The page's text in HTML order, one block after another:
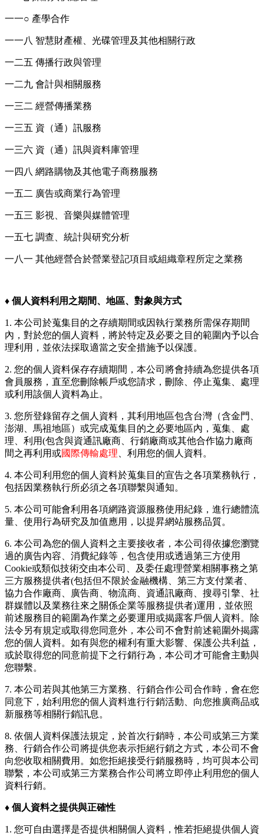
一一○ 產學合作
一一八 智慧財產權、光碟管理及其他相關行政
一二五 傳播行政與管理
一二九 會計與相關服務
一三二 經營傳播業務
一三五 資（通）訊服務
一三六 資（通）訊與資料庫管理
一四八 網路購物及其他電子商務服務
一五二 廣告或商業行為管理
一五三 影視、音樂與媒體管理
一五七 調查、統計與研究分析
一八一 其他經營合於營業登記項目或組織章程所定之業務
♦︎ 個人資料利用之期間、地區、對象與方式
1. 本公司於蒐集目的之存續期間或因執行業務所需保存期間
內，對於您的個人資料，將於特定及必要之目的範圍內予以合
理利用，並依法採取適當之安全措施予以保護。
2. 您的個人資料保存存續期間，本公司將會持續為您提供各項
會員服務，直至您刪除帳戶或您請求，刪除、停止蒐集、處理
或利用該個人資料為止。
3. 您所登錄留存之個人資料，其利用地區包含台灣（含金門、
澎湖、馬祖地區）或完成蒐集目的之必要地區內，蒐集、處
理、利用(包含與資通訊廠商、行銷廠商或其他合作協力廠商
間之再利用或國際傳輸處理 、利用您的個人資料。
4. 本公司利用您的個人資料於蒐集目的宣告之各項業務執行，
包括因業務執行所必須之各項聯繫與通知。
5. 本公司可能會利用各項網路資源服務使用紀錄，進行總體流
量、使用行為研究及加值應用，以提昇網站服務品質。
6. 本公司為您的個人資料之主要接收者，本公司得依據您瀏覽
過的廣告內容、消費紀錄等，包含使用或透過第三方使用
Cookie或類似技術交由本公司、及委任處理營業相關事務之第
三方服務提供者(包括但不限於金融機構、第三方支付業者、
協力合作廠商、廣告商、物流商、資通訊廠商、搜尋引擎、社
群媒體以及業務往來之關係企業等服務提供者)運用，並依照
前述服務目的範圍為作業之必要運用或揭露客戶個人資料。除
法令另有規定或取得您同意外，本公司不會對前述範圍外揭露
您的個人資料。如有與您的權利有重大影響、保護公共利益，
或於取得您的同意前提下之行銷行為，本公司才可能會主動與
您聯繫。
7. 本公司若與其他第三方業務、行銷合作公司合作時，會在您
同意下，始利用您的個人資料進行行銷活動、向您推廣商品或
新服務等相關行銷訊息。
8. 依個人資料保護法規定，於首次行銷時，本公司或第三方業
務、行銷合作公司將提供您表示拒絕行銷之方式，本公司不會
向您收取相關費用。如您拒絕接受行銷服務時，均可與本公司
聯繫，本公司或第三方業務合作公司將立即停止利用您的個人
資料行銷。
♦︎ 個人資料之提供與正確性
1. 您可自由選擇是否提供相關個人資料，惟若拒絕提供個人資